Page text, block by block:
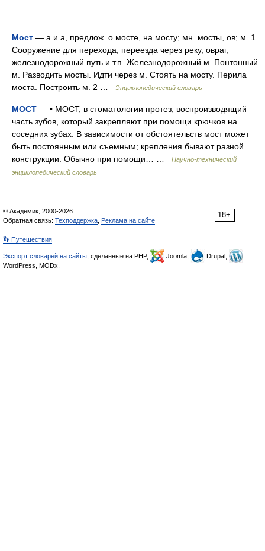
Мост — а и а, предлож. о мосте, на мосту; мн. мосты, ов; м. 1.
Сооружение для перехода, переезда через реку, овраг,
железнодорожный путь и т.п. Железнодорожный м. Понтонный
м. Разводить мосты. Идти через м. Стоять на мосту. Перила
моста. Построить м. 2 …
Энциклопедический словарь
МОСТ — • МОСТ, в стоматологии протез, воспроизводящий
часть зубов, который закрепляют при помощи крючков на
соседних зубах. В зависимости от обстоятельств мост может
быть постоянным или съемным; крепления бывают разной
конструкции. Обычно при помощи… …
Научно-технический
энциклопедический словарь
18+
© Академик, 2000-2026
Обратная связь: Техподдержка Реклама на сайте
👣 Путешествия
Экспорт словарей на сайты , сделанные на PHP, Joomla,
Drupal,
WordPress, MODx.